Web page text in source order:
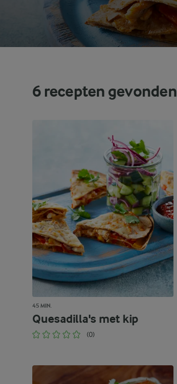
6 recepten gevonden
45 MIN.
Quesadilla's met kip
(0)